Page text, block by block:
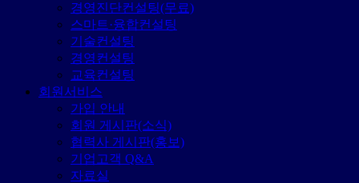
경영진단컨설팅(무료)
스마트·융합컨설팅
기술컨설팅
경영컨설팅
교육컨설팅
회원서비스
가입 안내
회원 게시판(소식)
협력사 게시판(홍보)
기업고객 Q&A
자료실